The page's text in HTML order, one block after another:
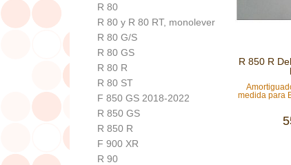
R 80
R 80 y R 80 RT, monolever
R 80 G/S
R 80 GS
R 80 R
R 80 ST
F 850 GS 2018-2022
R 850 GS
R 850 R
F 900 XR
R 90
R 850 R
medida para